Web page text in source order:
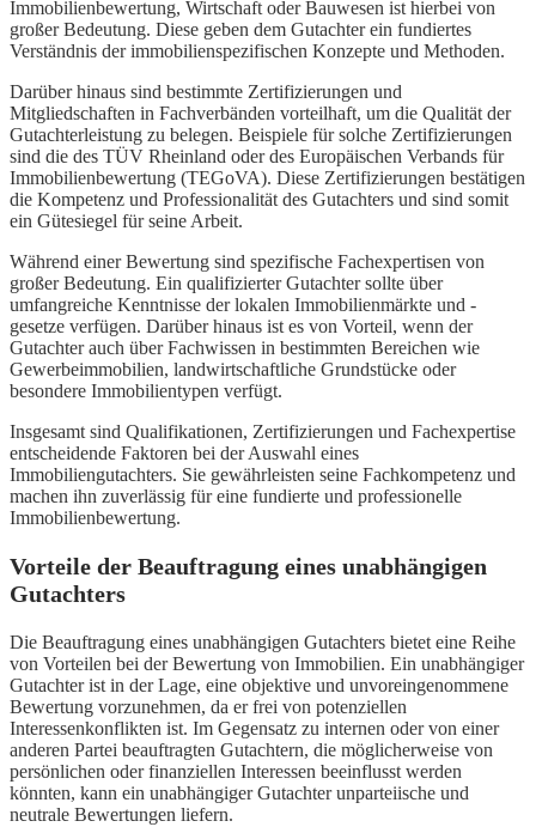
Immobilienbewertung, Wirtschaft oder Bauwesen ist hierbei von
großer Bedeutung. Diese geben dem Gutachter ein fundiertes
Verständnis der immobilienspezifischen Konzepte und Methoden.
Darüber hinaus sind bestimmte Zertifizierungen und
Mitgliedschaften in Fachverbänden vorteilhaft, um die Qualität der
Gutachterleistung zu belegen. Beispiele für solche Zertifizierungen
sind die des TÜV Rheinland oder des Europäischen Verbands für
Immobilienbewertung (TEGoVA). Diese Zertifizierungen bestätigen
die Kompetenz und Professionalität des Gutachters und sind somit
ein Gütesiegel für seine Arbeit.
Während einer Bewertung sind spezifische Fachexpertisen von
großer Bedeutung. Ein qualifizierter Gutachter sollte über
umfangreiche Kenntnisse der lokalen Immobilienmärkte und -
gesetze verfügen. Darüber hinaus ist es von Vorteil, wenn der
Gutachter auch über Fachwissen in bestimmten Bereichen wie
Gewerbeimmobilien, landwirtschaftliche Grundstücke oder
besondere Immobilientypen verfügt.
Insgesamt sind Qualifikationen, Zertifizierungen und Fachexpertise
entscheidende Faktoren bei der Auswahl eines
Immobiliengutachters. Sie gewährleisten seine Fachkompetenz und
machen ihn zuverlässig für eine fundierte und professionelle
Immobilienbewertung.
Vorteile der Beauftragung eines unabhängigen
Gutachters
Die Beauftragung eines unabhängigen Gutachters bietet eine Reihe
von Vorteilen bei der Bewertung von Immobilien. Ein unabhängiger
Gutachter ist in der Lage, eine objektive und unvoreingenommene
Bewertung vorzunehmen, da er frei von potenziellen
Interessenkonflikten ist. Im Gegensatz zu internen oder von einer
anderen Partei beauftragten Gutachtern, die möglicherweise von
persönlichen oder finanziellen Interessen beeinflusst werden
könnten, kann ein unabhängiger Gutachter unparteiische und
neutrale Bewertungen liefern.